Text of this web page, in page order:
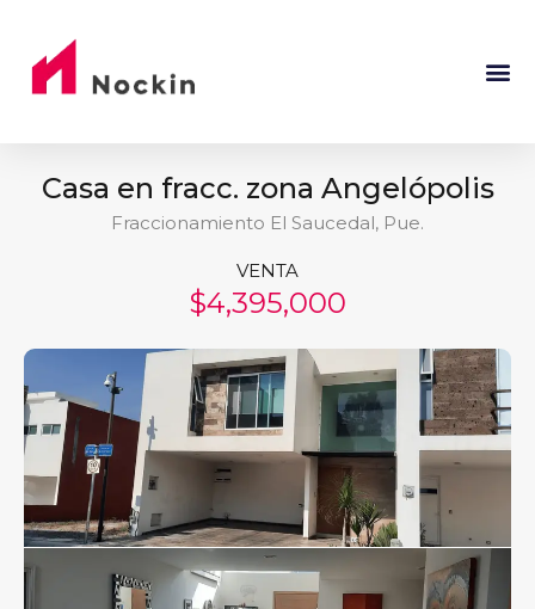
Casa en fracc. zona Angelópolis
Fraccionamiento El Saucedal, Pue.
VENTA
$4,395,000